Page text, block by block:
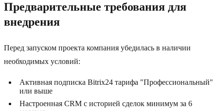
Предварительные требования для
внедрения
Перед запуском проекта компания убедилась в наличии
необходимых условий:
Активная подписка Bitrix24 тарифа "Профессиональный"
или выше
Настроенная CRM с историей сделок минимум за 6